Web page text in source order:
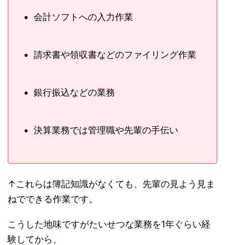
会計ソフトへの入力作業
請求書や領収書などのファイリング作業
銀行振込などの業務
決算業務では管理職や先輩の手伝い
↑これらは簿記知識がなくても、先輩の見よう見ま
ねでできる作業です。
こうした地味ですがたいせつな業務を1年ぐらい経
験してから、